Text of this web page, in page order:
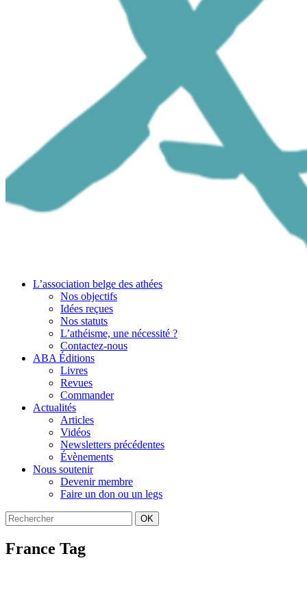
L’association belge des athées
Nos objectifs
Idées reçues
Nos statuts
L’athéisme, une nécessité ?
Contactez-nous
ABA Éditions
Livres
Revues
Commander
Actualités
Articles
Vidéos
Newsletters précédentes
Évènements
Nous soutenir
Devenir membre
Faire un don ou un legs
OK
France Tag